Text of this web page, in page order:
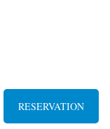
RESERVATION